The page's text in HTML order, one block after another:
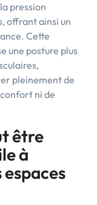
pression
offrant ainsi un
Cette
une posture plus
pleinement de
ni de
être
à